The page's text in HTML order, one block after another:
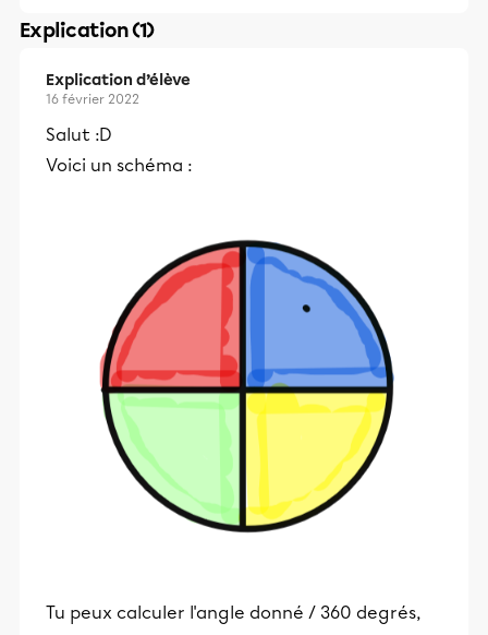
Explication (1)
Explication d’élève
16 février 2022
Salut :D
Voici un schéma :
Tu peux calculer l'angle donné / 360 degrés,